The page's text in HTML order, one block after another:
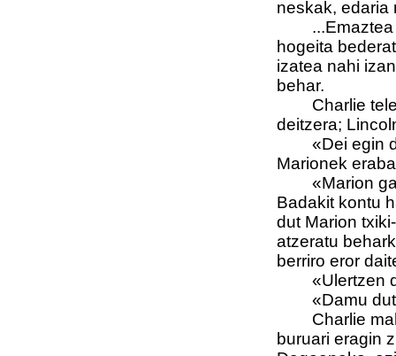
neskak, edaria
...Emaztea
hogeita
izatea nahi
behar.
Charlie
deitzera;
«Dei egin
Marionek
«Marion
Badakit kontu
dut Marion
atzeratu
berriro eror
«Ulertzen
«Damu dut,
Charlie
buruari eragin